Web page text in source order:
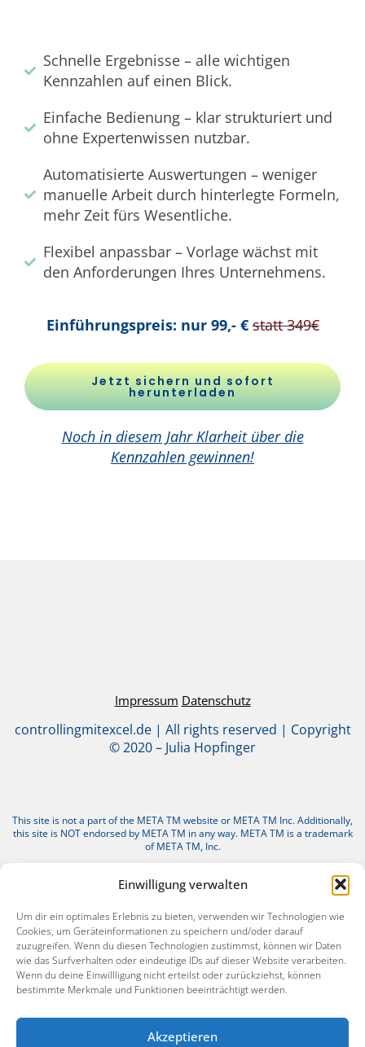
Einwilligung verwalten
Um dir ein optimales Erlebnis zu bieten, verwenden wir Technologien wie
Cookies, um Geräteinformationen zu speichern und/oder darauf
zuzugreifen. Wenn du diesen Technologien zustimmst, können wir Daten
wie das Surfverhalten oder eindeutige IDs auf dieser Website verarbeiten.
Wenn du deine Einwillligung nicht erteilst oder zurückziehst, können
bestimmte Merkmale und Funktionen beeinträchtigt werden.
Akzeptieren
Schnelle Ergebnisse – alle wichtigen
Kennzahlen auf einen Blick.
Einfache Bedienung – klar strukturiert und
ohne Expertenwissen nutzbar.
Automatisierte Auswertungen – weniger
manuelle Arbeit durch hinterlegte Formeln,
mehr Zeit fürs Wesentliche.
Flexibel anpassbar – Vorlage wächst mit
den Anforderungen Ihres Unternehmens.
Einführungspreis: nur 99,- € statt 349€
Jetzt sichern und sofort
herunterladen
Noch in diesem Jahr Klarheit über die
Kennzahlen gewinnen!
Impressum Datenschutz
controllingmitexcel.de | All rights reserved | Copyright
© 2020 – Julia Hopfinger
This site is not a part of the META TM website or META TM Inc. Additionally,
this site is NOT endorsed by META TM in any way. META TM is a trademark
of META TM, Inc.